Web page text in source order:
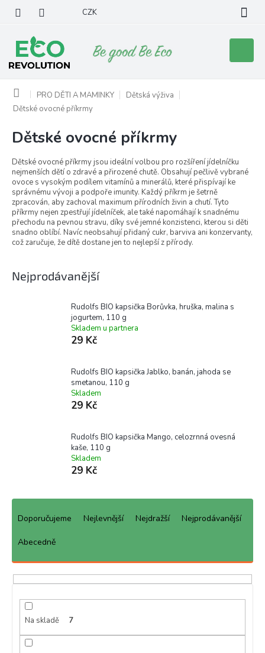
obsah
CZK
košík
Domů PRO DĚTI A MAMINKY
Dětská výživa
Dětské ovocné příkrmy
Dětské ovocné příkrmy
Dětské ovocné příkrmy jsou ideální volbou pro rozšíření jídelníčku
nejmenších dětí o zdravé a přirozené chutě. Obsahují pečlivě vybrané
ovoce s vysokým podílem vitamínů a minerálů, které přispívají ke
správnému vývoji a podpoře imunity. Každý příkrm je šetrně
zpracován, aby zachoval maximum přírodních živin a chutí. Tyto
příkrmy nejen zpestřují jídelníček, ale také napomáhají k snadnému
přechodu na pevnou stravu, díky své jemné konzistenci, kterou si děti
snadno oblíbí. Navíc neobsahují přidaný cukr, barviva ani konzervanty,
což zaručuje, že dítě dostane jen to nejlepší z přírody.
Nejprodávanější
Rudolfs BIO kapsička Borůvka, hruška, malina s
jogurtem, 110 g
Skladem u partnera
29 Kč
Rudolfs BIO kapsička Jablko, banán, jahoda se
smetanou, 110 g
Skladem
29 Kč
Rudolfs BIO kapsička Mango, celozrnná ovesná
kaše, 110 g
Skladem
29 Kč
Ř
p
Doporučujeme Nejlevnější Nejdražší Nejprodávanější
Abecedně
Na skladě 7